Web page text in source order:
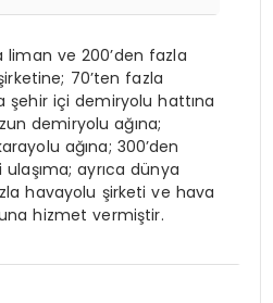
liman ve 200’den fazla
70’ten fazla
şehir içi demiryolu hattına
demiryolu ağına;
ağına; 300’den
ayrıca dünya
havayolu şirketi ve hava
hizmet vermiştir.